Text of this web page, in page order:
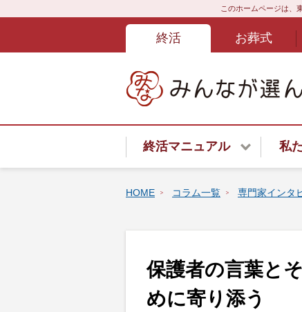
このホームページは、
終活 お葬式
終活マニュアル
終活サービスご紹介
終活あんしんよろず相談ダ
遺言書
私
HOME コラム一覧 専門家インタ
保護者の言葉と
めに寄り添う